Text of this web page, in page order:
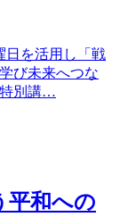
日を活用し「戦
び未来へつな
特別講…
和への